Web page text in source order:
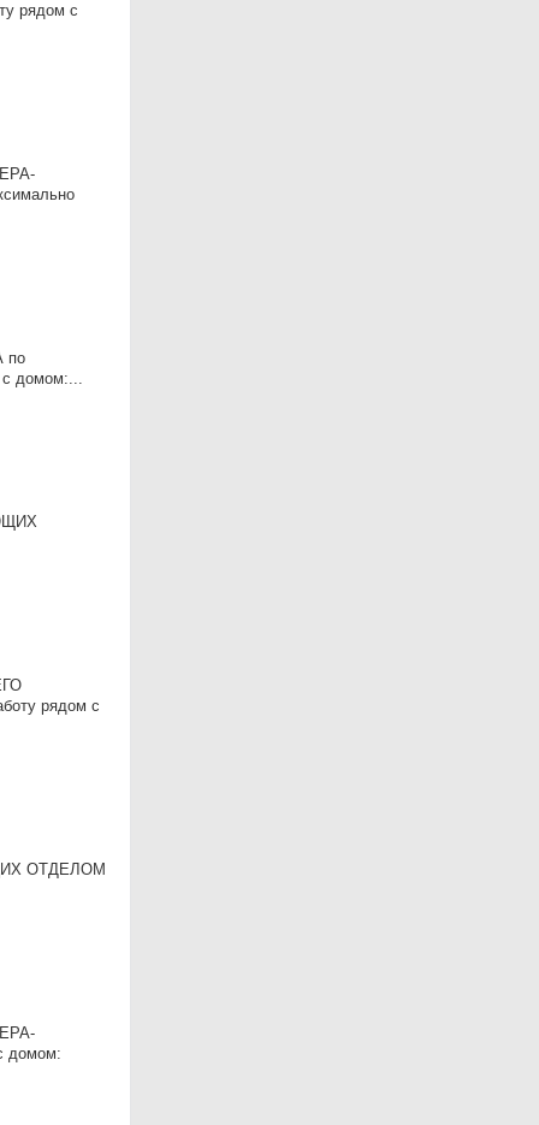
рядом с
по
с домом:...
рядом с
ОТДЕЛОМ
домом: